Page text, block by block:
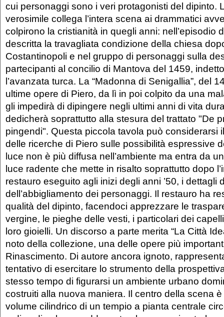
cui personaggi sono i veri protagonisti del dipinto.
verosimile collega l’intera scena ai drammatici
colpirono la cristianità in quegli anni: nell’episodio
descritta la travagliata condizione della chiesa
Costantinopoli e nel gruppo di personaggi sulla
partecipanti al concilio di Mantova del 1459,
l’avanzata turca. La “Madonna di Senigallia”, del
ultime opere di Piero, da lì in poi colpito da una
gli impedirà di dipingere negli ultimi anni di vita
dedicherà soprattutto alla stesura del trattato "De
pingendi". Questa piccola tavola può considerarsi
delle ricerche di Piero sulle possibilità espressive
luce non è più diffusa nell’ambiente ma entra da
luce radente che mette in risalto soprattutto dopo
restauro eseguito agli inizi degli anni ’50, i dettagli
dell’abbigliamento dei personaggi. Il restauro ha
qualità del dipinto, facendoci apprezzare le
vergine, le pieghe delle vesti, i particolari dei
loro gioielli. Un discorso a parte merita “La Città
noto della collezione, una delle opere più
Rinascimento. Di autore ancora ignoto,
tentativo di esercitare lo strumento della
stesso tempo di figurarsi un ambiente urbano
costruiti alla nuova maniera. Il centro della scena
volume cilindrico di un tempio a pianta centrale